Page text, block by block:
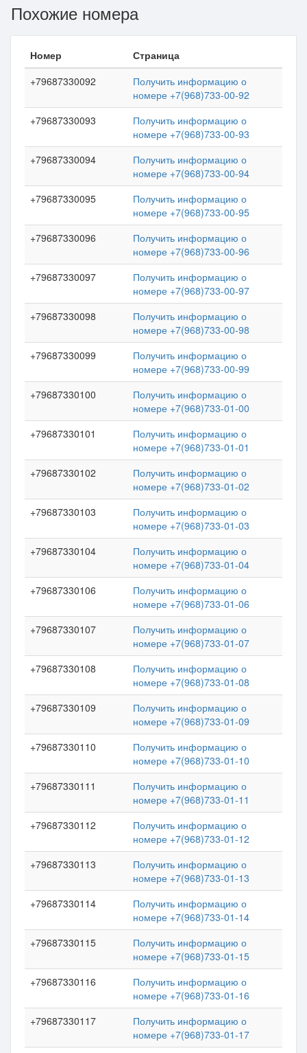
Похожие номера
Номер
Страница
+79687330092
Получить информацию о
номере +7(968)733-00-92
+79687330093
Получить информацию о
номере +7(968)733-00-93
+79687330094
Получить информацию о
номере +7(968)733-00-94
+79687330095
Получить информацию о
номере +7(968)733-00-95
+79687330096
Получить информацию о
номере +7(968)733-00-96
+79687330097
Получить информацию о
номере +7(968)733-00-97
+79687330098
Получить информацию о
номере +7(968)733-00-98
+79687330099
Получить информацию о
номере +7(968)733-00-99
+79687330100
Получить информацию о
номере +7(968)733-01-00
+79687330101
Получить информацию о
номере +7(968)733-01-01
+79687330102
Получить информацию о
номере +7(968)733-01-02
+79687330103
Получить информацию о
номере +7(968)733-01-03
+79687330104
Получить информацию о
номере +7(968)733-01-04
+79687330106
Получить информацию о
номере +7(968)733-01-06
+79687330107
Получить информацию о
номере +7(968)733-01-07
+79687330108
Получить информацию о
номере +7(968)733-01-08
+79687330109
Получить информацию о
номере +7(968)733-01-09
+79687330110
Получить информацию о
номере +7(968)733-01-10
+79687330111
Получить информацию о
номере +7(968)733-01-11
+79687330112
Получить информацию о
номере +7(968)733-01-12
+79687330113
Получить информацию о
номере +7(968)733-01-13
+79687330114
Получить информацию о
номере +7(968)733-01-14
+79687330115
Получить информацию о
номере +7(968)733-01-15
+79687330116
Получить информацию о
номере +7(968)733-01-16
+79687330117
Получить информацию о
номере +7(968)733-01-17